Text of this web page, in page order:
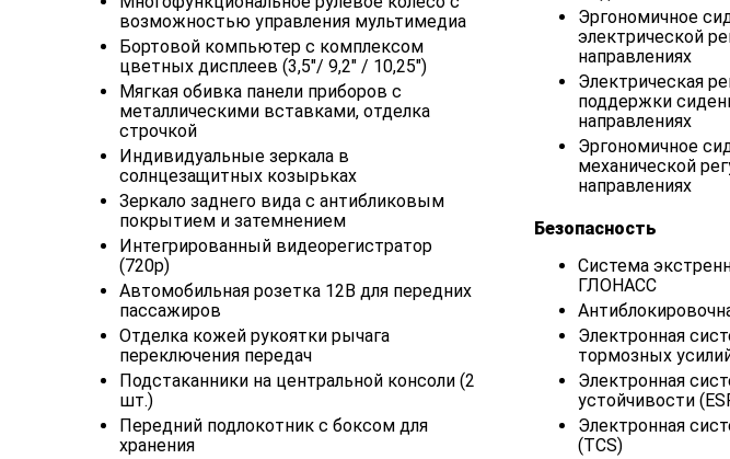
возможностью управления мультимедиа
Бортовой компьютер с комплексом
цветных дисплеев (3,5"/ 9,2" / 10,25")
Мягкая обивка панели приборов с
металлическими вставками, отделка
строчкой
Индивидуальные зеркала в
солнцезащитных козырьках
Зеркало заднего вида с антибликовым
покрытием и затемнением
Интегрированный видеорегистратор
(720p)
Автомобильная розетка 12В для передних
пассажиров
Отделка кожей рукоятки рычага
переключения передач
Подстаканники на центральной консоли (2
шт.)
Передний подлокотник с боксом для
хранения
Эргономичное
электрической
направлениях
Электрическая
поддержки
направлениях
Эргономичное
механической
направлениях
Безопасность
Система
ГЛОНАСС
Электронная
тормозных
Электронная
устойчивости
Электронная
(TCS)